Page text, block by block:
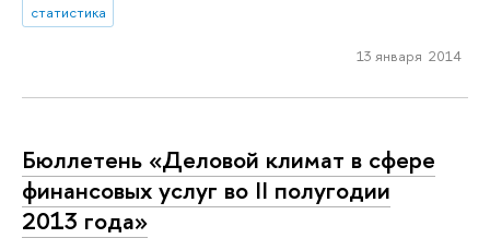
статистика
13 января 2014
Бюллетень «Деловой климат в сфере
финансовых услуг во II полугодии
2013 года»